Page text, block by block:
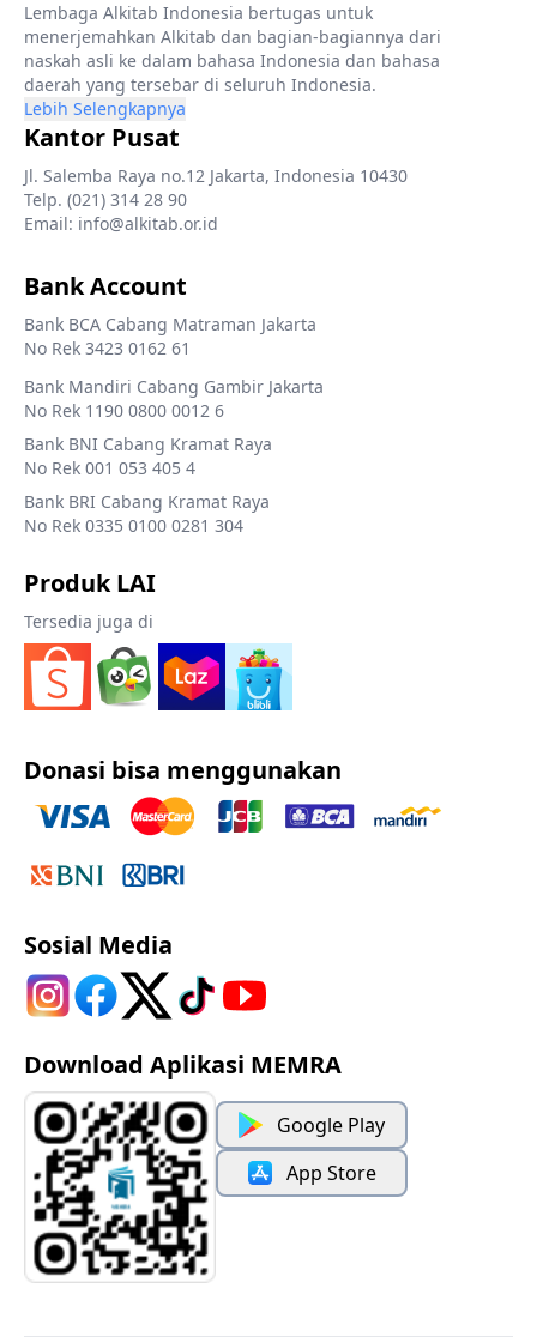
Lembaga Alkitab Indonesia bertugas untuk
menerjemahkan Alkitab dan bagian-bagiannya dari
naskah asli ke dalam bahasa Indonesia dan bahasa
daerah yang tersebar di seluruh Indonesia.
Lebih Selengkapnya
Kantor Pusat
Jl. Salemba Raya no.12 Jakarta, Indonesia 10430
Telp. (021) 314 28 90
Email: info@alkitab.or.id
Bank Account
Bank BCA Cabang Matraman Jakarta
No Rek 3423 0162 61
Bank Mandiri Cabang Gambir Jakarta
No Rek 1190 0800 0012 6
Bank BNI Cabang Kramat Raya
No Rek 001 053 405 4
Bank BRI Cabang Kramat Raya
No Rek 0335 0100 0281 304
Produk LAI
Tersedia juga di
Donasi bisa menggunakan
Sosial Media
Download Aplikasi MEMRA
Google Play
App Store